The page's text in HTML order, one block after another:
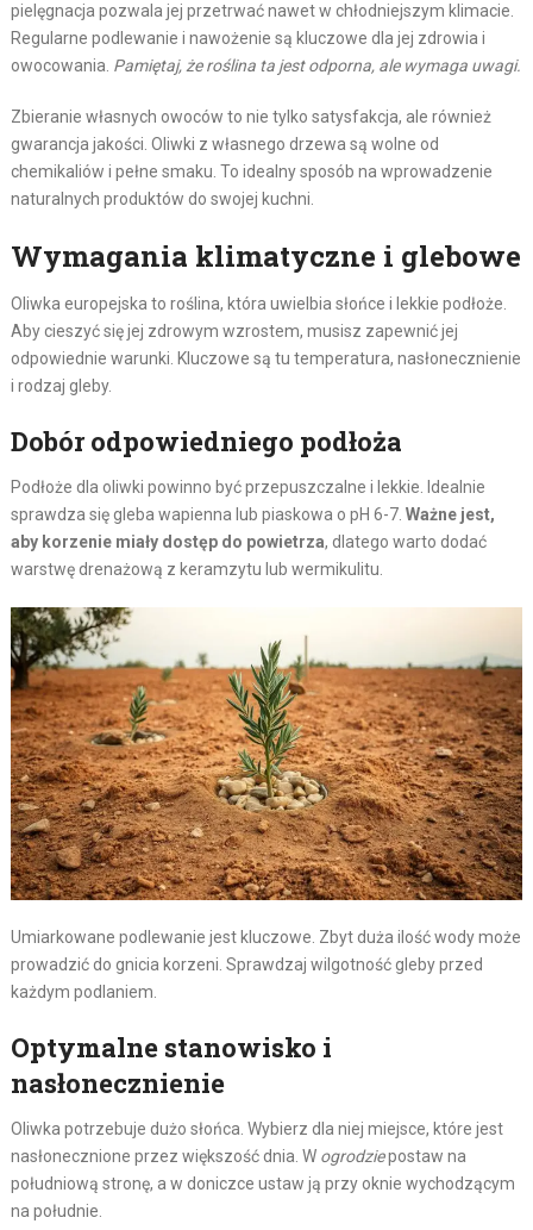
pielęgnacja pozwala jej przetrwać nawet w chłodniejszym klimacie.
Regularne podlewanie i nawożenie są kluczowe dla jej zdrowia i
owocowania. Pamiętaj, że roślina ta jest odporna, ale wymaga uwagi.
Zbieranie własnych owoców to nie tylko satysfakcja, ale również
gwarancja jakości. Oliwki z własnego drzewa są wolne od
chemikaliów i pełne smaku. To idealny sposób na wprowadzenie
naturalnych produktów do swojej kuchni.
Wymagania klimatyczne i glebowe
Oliwka europejska to roślina, która uwielbia słońce i lekkie podłoże.
Aby cieszyć się jej zdrowym wzrostem, musisz zapewnić jej
odpowiednie warunki. Kluczowe są tu temperatura, nasłonecznienie
i rodzaj gleby.
Dobór odpowiedniego podłoża
Podłoże dla oliwki powinno być przepuszczalne i lekkie. Idealnie
sprawdza się gleba wapienna lub piaskowa o pH 6-7. Ważne jest,
aby korzenie miały dostęp do powietrza, dlatego warto dodać
warstwę drenażową z keramzytu lub wermikulitu.
Umiarkowane podlewanie jest kluczowe. Zbyt duża ilość wody może
prowadzić do gnicia korzeni. Sprawdzaj wilgotność gleby przed
każdym podlaniem.
Optymalne stanowisko i
nasłonecznienie
Oliwka potrzebuje dużo słońca. Wybierz dla niej miejsce, które jest
nasłonecznione przez większość dnia. W ogrodziepostaw na
południową stronę, a w doniczce ustaw ją przy oknie wychodzącym
na południe.